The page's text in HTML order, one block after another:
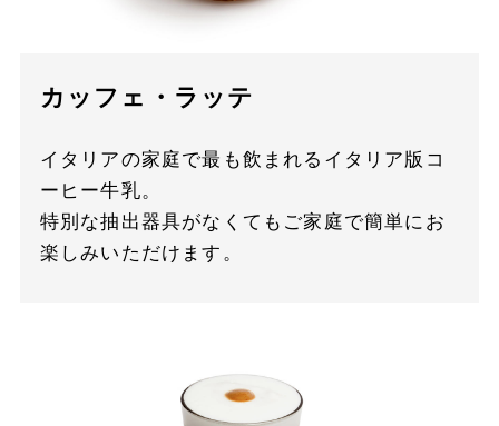
カッフェ・ラッテ
イタリアの家庭で最も飲まれるイタリア版コ
ーヒー牛乳。
特別な抽出器具がなくてもご家庭で簡単にお
楽しみいただけます。